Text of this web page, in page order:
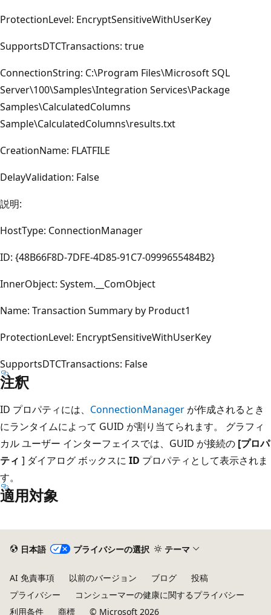
ProtectionLevel: EncryptSensitiveWithUserKey
SupportsDTCTransactions: true
ConnectionString: C:\Program Files\Microsoft SQL
Server\100\Samples\Integration Services\Package
Samples\CalculatedColumns
Sample\CalculatedColumns\results.txt
CreationName: FLATFILE
DelayValidation: False
説明:
HostType: ConnectionManager
ID: {48B66F8D-7DFE-4D85-91C7-0999655484B2}
InnerObject: System.__ComObject
Name: Transaction Summary by Product1
ProtectionLevel: EncryptSensitiveWithUserKey
SupportsDTCTransactions: False
注釈
ID プロパティには、 ConnectionManager が作成されるとき
にランタイムによって GUID が割り当てられます。 グラフィ
カル ユーザー インターフェイスでは、GUID が接続の [プロパ
ティ ] ダイアログ ボックスに ID プロパティとして表示されま
す。
適用対象
日本語 プライバシーの選択 テーマ
AI 免責事項 以前のバージョン ブログ
投稿
プライバシー
コンシューマーの健康に関するプライバシー
利用条件
商標 © Microsoft 2026